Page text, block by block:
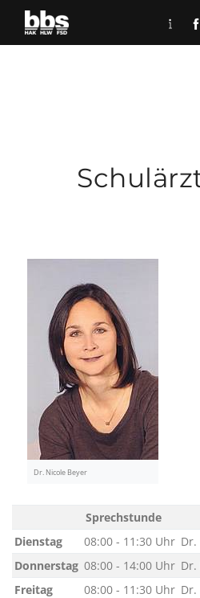
Dr. Nicole Beyer
Sprechstunde
Dienstag
08:00 - 11:30 Uhr Dr.
Donnerstag 08:00 - 14:00 Uhr Dr.
Freitag
08:00 - 11:30 Uhr Dr.